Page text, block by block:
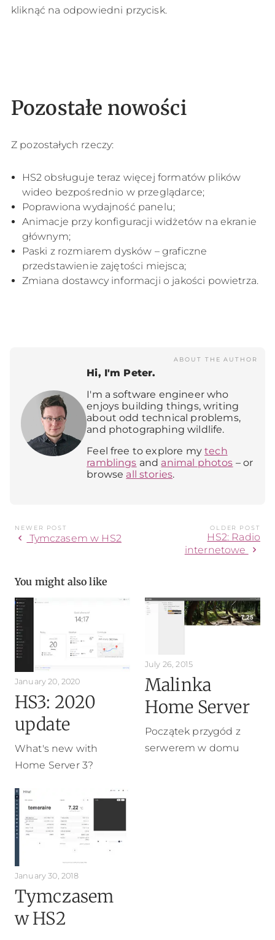
kliknąć na odpowiedni przycisk.
Pozostałe nowości
Z pozostałych rzeczy:
HS2 obsługuje teraz więcej formatów plików
wideo bezpośrednio w przeglądarce;
Poprawiona wydajność panelu;
Animacje przy konfiguracji widżetów na ekranie
głównym;
Paski z rozmiarem dysków – graficzne
przedstawienie zajętości miejsca;
Zmiana dostawcy informacji o jakości powietrza.
ABOUT THE AUTHOR
Hi, I'm Peter.
I'm a software engineer who
enjoys building things, writing
about odd technical problems,
and photographing wildlife.
Feel free to explore mytech
ramblings and animal photos – or
browse all stories.
NEWER POST
chevron_left Tymczasem w HS2
OLDER POST
HS2: Radio
internetowe
chevron_right
You might also like
January 20, 2020
HS3: 2020
update
What's new with
Home Server 3?
July 26, 2015
Malinka
Home Server
Początek przygód z
serwerem w domu
January 30, 2018
Tymczasem
w HS2